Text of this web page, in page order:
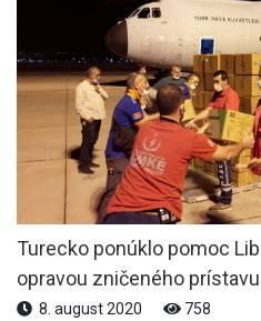
Turecko ponúklo pomoc
opravou zničeného
8. august 2020 758